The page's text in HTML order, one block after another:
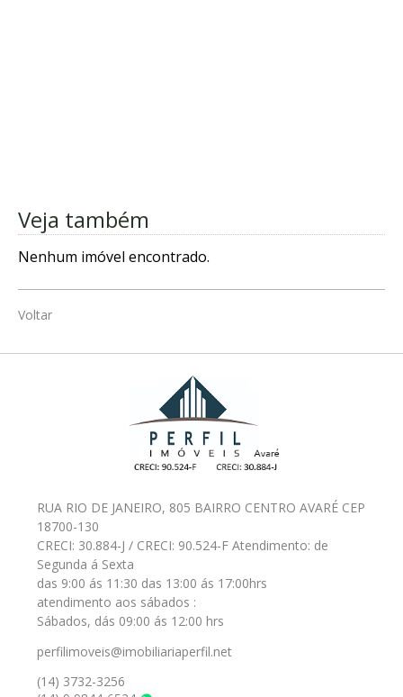
Veja também
Nenhum imóvel encontrado.
Voltar
RUA RIO DE JANEIRO, 805 BAIRRO CENTRO AVARÉ CEP
18700-130
CRECI: 30.884-J / CRECI: 90.524-F Atendimento: de
Segunda á Sexta
das 9:00 ás 11:30 das 13:00 ás 17:00hrs
atendimento aos sábados :
Sábados, dás 09:00 ás 12:00 hrs
perfilimoveis@imobiliariaperfil.net
(14) 3732-3256